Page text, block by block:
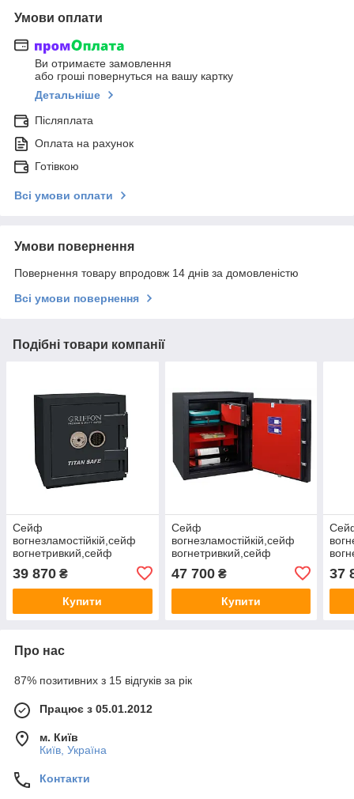
Умови оплати
Ви отримаєте замовлення
або гроші повернуться на вашу картку
Детальніше
Післяплата
Оплата на рахунок
Готівкою
Всі умови оплати
Умови повернення
Повернення товару впродовж 14 днів за домовленістю
Всі умови повернення
Подібні товари компанії
Сейф
вогнезламостійкій,сейф
вогнетривкий,сейф
зламостійкий GRIFFON CL
II.60.E
582(в)х500(ш)х500(гл)
2клас, 30 хв вогнестійкості
39 870 ₴
Купити
Сейф
вогнезламостійкій,сейф
вогнетривкий,сейф
зламостійкий GRIFFON CL
II.68.КЕ
654(в)х500(ш)х500(гл) 2
клас,30 хв вогнестійкості
47 700₴
Купити
37
Про нас
87% позитивних з 15 відгуків за рік
Працює з 05.01.2012
м. Київ
Київ, Україна
Контакти